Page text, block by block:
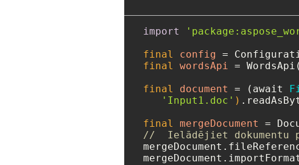
import
final
config =
final
wordsApi =
final
document = (await
'Input1.doc' )
final
mergeDocument =
//  Ielādējiet dokumentu